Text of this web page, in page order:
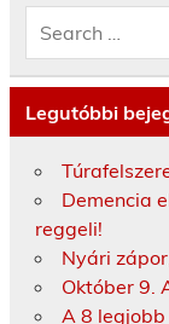
Legutóbbi
Demencia
reggeli!
Nyári
Október 9.
A 8